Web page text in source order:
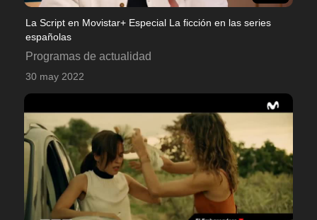
La Script en Movistar+ Especial La ficción en las series
españolas
Programas de actualidad
30 may 2022